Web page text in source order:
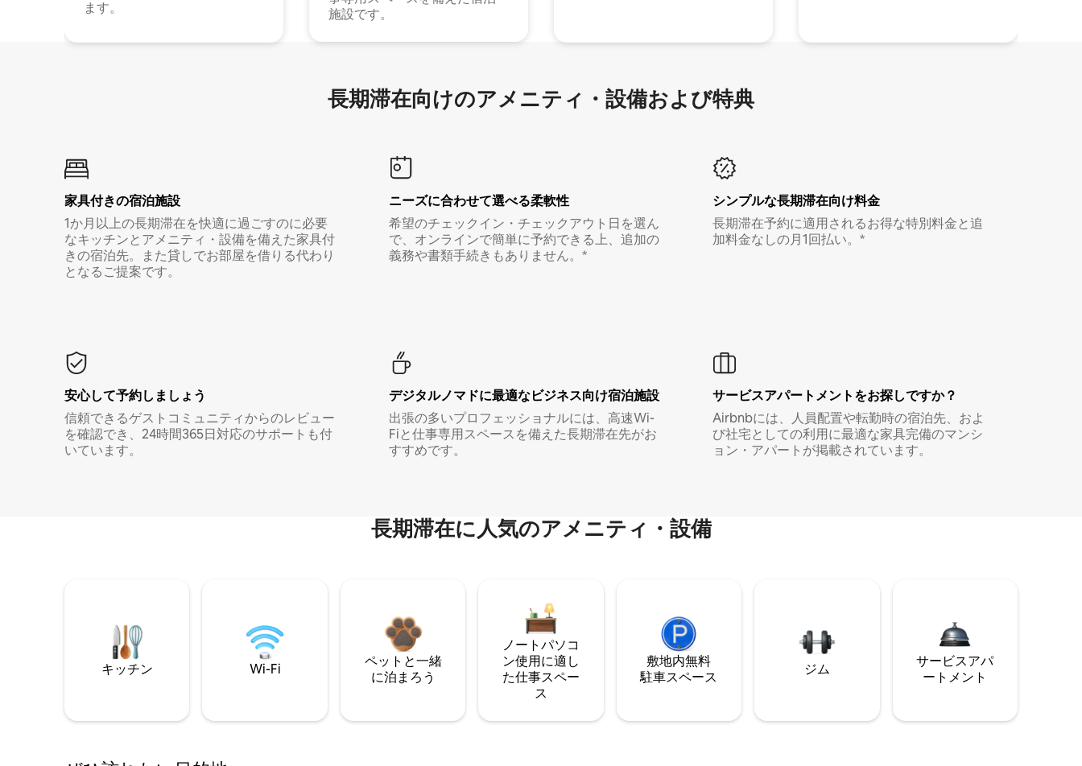
ます。
施設です。
長期滞在向け⁠のア⁠メ⁠ニ⁠テ⁠ィ⁠・設⁠備⁠および特⁠典
家具付き⁠の宿⁠泊⁠施⁠設
1か月以上の長期滞在を快適に過ごすのに必要
なキッチンとアメニティ・設備を備えた家具付
きの宿泊先。また貸しでお部屋を借りる代わり
となるご提案です。
ニーズに合わせて選べる柔軟性
希望のチェックイン・チェックアウト日を選ん
で、オンラインで簡単に予約できる上、追加の
義務や書類手続きもありません。*
シンプルな長期滞在向け料金
長期滞在予約に適用されるお得な特別料金と追
加料金なしの月1回払い。*
安心して予約しましょう
信頼できるゲストコミュニティからのレビュー
を確認でき、24時間365日対応のサポートも付
いています。
デジタルノマド⁠に最⁠適⁠なビ⁠ジ⁠ネ⁠ス⁠向⁠け宿⁠泊⁠施⁠設
出張の多いプロフェッショナルには、高速Wi-
Fiと仕事専用スペースを備えた長期滞在先がお
すすめです。
サービスアパートメントをお探しですか？
Airbnbには、人員配置や転勤時の宿泊先、およ
び社宅としての利用に最適な家具完備のマンシ
ョン・アパートが掲載されています。
長期滞在に人気のアメニティ・設備
キッチン Wi-Fi
ペットと一緒
に泊まろう
ノートパソコ
ン使用に適し
た仕事スペー
ス
敷地内無料
駐⁠車ス⁠ペ⁠ー⁠ス
ジム
サービスアパ
ートメント